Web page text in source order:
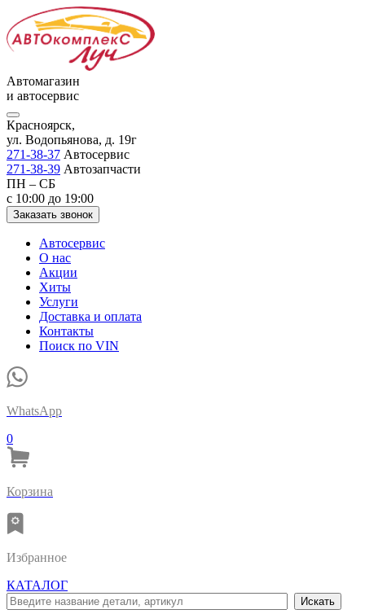
Автомагазин
и автосервис
Красноярск,
ул. Водопьянова, д. 19г
271-38-37 Автосервис
271-38-39 Автозапчасти
ПН – СБ
с 10:00 до 19:00
Заказать звонок
Автосервис
О нас
Акции
Хиты
Услуги
Доставка и оплата
Контакты
Поиск по VIN
WhatsApp
0
Корзина
Избранное
КАТАЛОГ